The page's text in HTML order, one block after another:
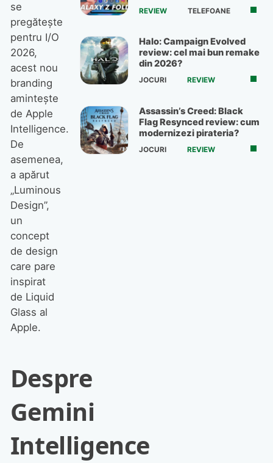
se
pregătește
pentru I/O
2026,
acest nou
branding
amintește
de Apple
Intelligence.
De
asemenea,
a apărut
„Luminous
Design”,
un
concept
de design
care pare
inspirat
de Liquid
Glass al
Apple.
Despre
Gemini
Intelligence
REVIEW TELEFOANE
Halo: Campaign Evolved
review: cel mai bun remake
din 2026?
JOCURI REVIEW
Assassin’s Creed: Black
Flag Resynced review: cum
modernizezi pirateria?
JOCURI REVIEW